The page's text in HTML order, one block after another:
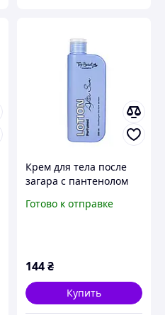
Крем для тела после
загара с пантенолом
парфюмированный,
Готово к отправке
144₴
Купить